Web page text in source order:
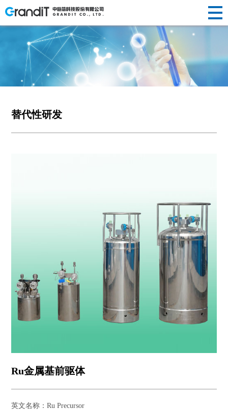
ABOUT US
我们
荣誉资质
产品
造
光纤光棒
R&D
研发
替代性研
前瞻性研
NEWS
新闻
中心
新闻动态
HUMAN
RESOURCES
人力
资源
人才理念
INVESTOR
RELATIONS
投资
者关
系
替代性研发
Ru金属基前驱体
英文名称：Ru Precursor